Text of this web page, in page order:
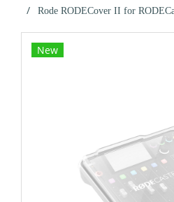
Rode RODECover II for
New